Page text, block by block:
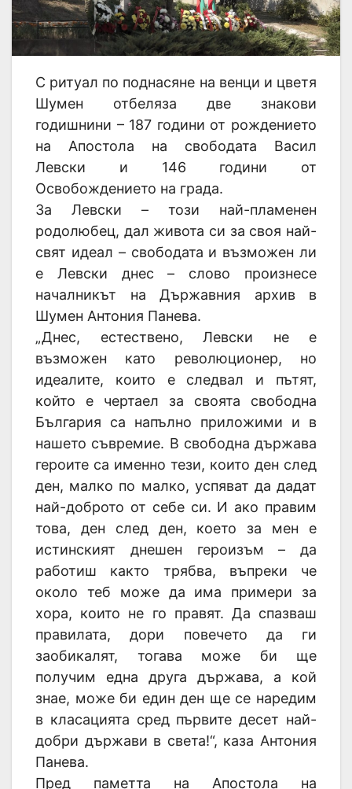
С ритуал по поднасяне на венци и цветя
Шумен отбеляза две знакови
годишнини – 187 години от рождението
на Апостола на свободата Васил
Левски и 146 години от
Освобождението на града.
За Левски – този най-пламенен
родолюбец, дал живота си за своя най-
свят идеал – свободата и възможен ли
е Левски днес – слово произнесе
началникът на Държавния архив в
Шумен Антония Панева.
„Днес, естествено, Левски не е
възможен като революционер, но
идеалите, които е следвал и пътят,
който е чертаел за своята свободна
България са напълно приложими и в
нашето съвремие. В свободна държава
героите са именно тези, които ден след
ден, малко по малко, успяват да дадат
най-доброто от себе си. И ако правим
това, ден след ден, което за мен е
истинският днешен героизъм – да
работиш както трябва, въпреки че
около теб може да има примери за
хора, които не го правят. Да спазваш
правилата, дори повечето да ги
заобикалят, тогава може би ще
получим една друга държава, а кой
знае, може би един ден ще се наредим
в класацията сред първите десет най-
добри държави в света!“, каза Антония
Панева.
Пред паметта на Апостола на